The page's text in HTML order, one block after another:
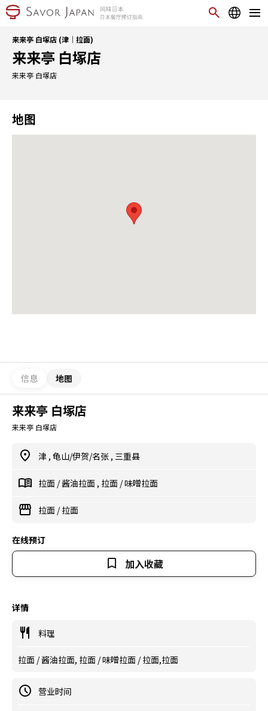
来来亭 白塚店 (津｜拉面)
来来亭 白塚店
来来亭 白塚店
地图
信息 地图
来来亭 白塚店
来来亭 白塚店
津 , 龟山/伊贺/名张 , 三重县
拉面 /酱油拉面 , 拉面 /味噌拉面
拉面 /拉面
在线预订
加入收藏
详情
料理
拉面 / 酱油拉面, 拉面 / 味噌拉面 / 拉面,拉面
营业时间